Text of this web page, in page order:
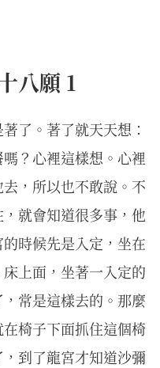
八願 1
了。著了就天天想：
？心裡這樣想。心裡
，所以也不敢說。不
就會知道很多事，他
時候先是入定，坐在
上面，坐著一入定的
常是這樣去的。那麼
椅子下面抓住這個椅
到了龍宮才知道沙彌